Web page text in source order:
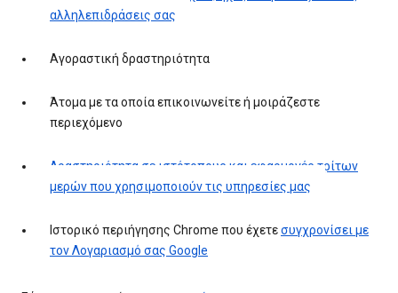
αλληλεπιδράσεις σας
Αγοραστική δραστηριότητα
Άτομα με τα οποία επικοινωνείτε ή μοιράζεστε
περιεχόμενο
Δραστηριότητα σε ιστότοπους και εφαρμογές τρίτων
μερών που χρησιμοποιούν τις υπηρεσίες μας
Ιστορικό περιήγησης Chrome που έχετεσυγχρονίσει με
τον Λογαριασμό σας Google